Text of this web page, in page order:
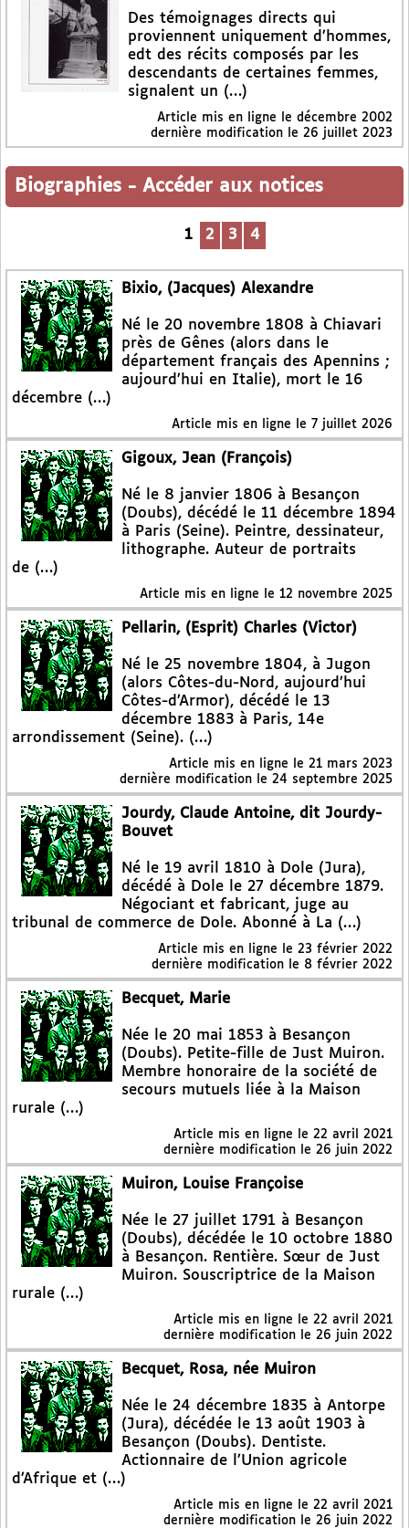
Des témoignages directs qui
proviennent uniquement d’hommes,
edt des récits composés par les
descendants de certaines femmes,
signalent un (…)
Article mis en ligne le décembre 2002
dernière modification le 26 juillet 2023
Biographies - Accéder aux notices
1 2 3 4
Bixio, (Jacques) Alexandre
Né le 20 novembre 1808 à Chiavari
près de Gênes (alors dans le
département français des Apennins ;
aujourd’hui en Italie), mort le 16
décembre (…)
Article mis en ligne le 7 juillet 2026
Gigoux, Jean (François)
Né le 8 janvier 1806 à Besançon
(Doubs), décédé le 11 décembre 1894
à Paris (Seine). Peintre, dessinateur,
lithographe. Auteur de portraits
de (…)
Article mis en ligne le 12 novembre 2025
Pellarin, (Esprit) Charles (Victor)
Né le 25 novembre 1804, à Jugon
(alors Côtes-du-Nord, aujourd’hui
Côtes-d’Armor), décédé le 13
décembre 1883 à Paris, 14e
arrondissement (Seine). (…)
Article mis en ligne le 21 mars 2023
dernière modification le 24 septembre 2025
Jourdy, Claude Antoine, dit Jourdy-
Bouvet
Né le 19 avril 1810 à Dole (Jura),
décédé à Dole le 27 décembre 1879.
Négociant et fabricant, juge au
tribunal de commerce de Dole. Abonné à La (…)
Article mis en ligne le 23 février 2022
dernière modification le 8 février 2022
Becquet, Marie
Née le 20 mai 1853 à Besançon
(Doubs). Petite-fille de Just Muiron.
Membre honoraire de la société de
secours mutuels liée à la Maison
rurale (…)
Article mis en ligne le 22 avril 2021
dernière modification le 26 juin 2022
Muiron, Louise Françoise
Née le 27 juillet 1791 à Besançon
(Doubs), décédée le 10 octobre 1880
à Besançon. Rentière. Sœur de Just
Muiron. Souscriptrice de la Maison
rurale (…)
Article mis en ligne le 22 avril 2021
dernière modification le 26 juin 2022
Becquet, Rosa, née Muiron
Née le 24 décembre 1835 à Antorpe
(Jura), décédée le 13 août 1903 à
Besançon (Doubs). Dentiste.
Actionnaire de l’Union agricole
d’Afrique et (…)
Article mis en ligne le 22 avril 2021
dernière modification le 26 juin 2022